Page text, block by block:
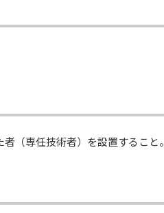
（専任技術者）を設置すること。